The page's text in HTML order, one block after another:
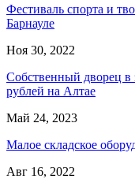
Фестиваль спорта и
Барнауле
Ноя 30, 2022
Собственный дворец в
рублей на Алтае
Май 24, 2023
Малое складское
Авг 16, 2022